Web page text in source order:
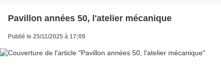
Pavillon années 50, l'atelier mécanique
Publié le 25/11/2025 à 17:09